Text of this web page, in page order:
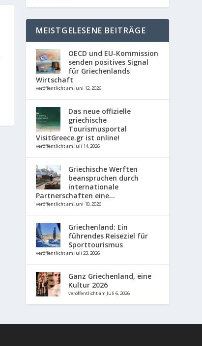
MEISTGELESENE BEITRÄGE
OECD und EU-Kommission
senden positives Signal
für Griechenlands
Wirtschaft
veröffentlicht am Juni 12, 2026
Das neue offizielle
griechische
Tourismusportal
VisitGreece.gr ist online!
veröffentlicht am Juli 14, 2026
Griechische Werften
beanspruchen durch
internationale
Partnerschaften eine...
veröffentlicht am Juni 10, 2026
Griechenland: Ein
führendes Reiseziel für
Sporttourismus
veröffentlicht am Juli 23, 2026
Ganz Griechenland, eine
Kultur 2026
veröffentlicht am Juli 6, 2026